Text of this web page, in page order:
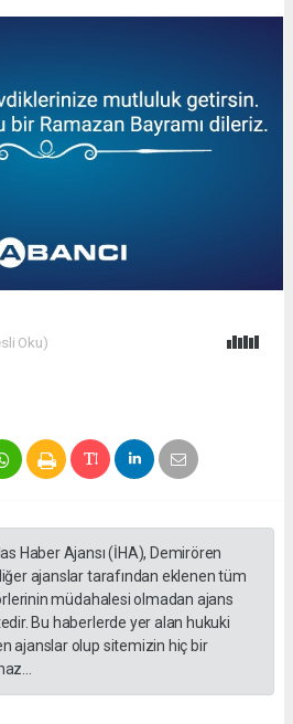
Oku)
Haber Ajansı (İHA), Demirören
ajanslar tarafından eklenen tüm
müdahalesi olmadan ajans
Bu haberlerde yer alan hukuki
ajanslar olup sitemizin hiç bir